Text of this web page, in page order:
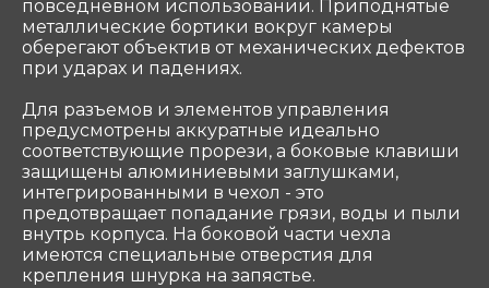
повседневном использовании. Приподнятые
металлические бортики вокруг камеры
оберегают объектив от механических дефектов
при ударах и падениях.
Для разъемов и элементов управления
предусмотрены аккуратные идеально
соответствующие прорези, а боковые клавиши
защищены алюминиевыми заглушками,
интегрированными в чехол - это
предотвращает попадание грязи, воды и пыли
внутрь корпуса. На боковой части чехла
имеются специальные отверстия для
крепления шнурка на запястье.